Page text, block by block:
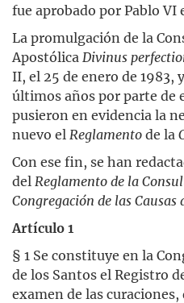
fue aprobado por Pablo VI
La promulgación de la
Apostólica Divinus
II, el 25 de enero de 1983,
últimos años por parte de
pusieron en evidencia la
nuevo el Reglamentode la
Con ese fin, se han
del Reglamento de la
Congregación de las Causas
Artículo 1
§ 1 Se constituye en la
de los Santos el Registro
examen de las